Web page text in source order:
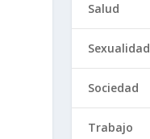
Salud
Sexualidad
Sociedad
Trabajo